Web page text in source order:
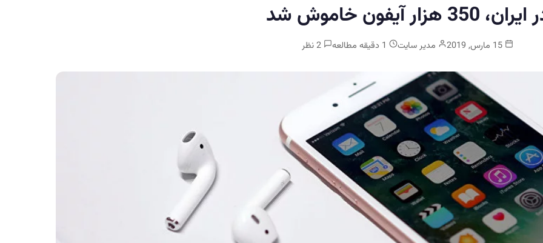
350 هزار آیفون خاموش شد
15 مارس, 2019 مدیر سایت 2 نظر